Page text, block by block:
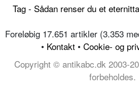
Tag - Sådan renser du et
Foreløbig 17.651 artikler (3.353
• Kontakt • Cookie- og
Copyright © antikabc.dk 2003-
forbeholdes.